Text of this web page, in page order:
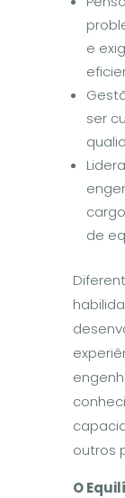
e
ser
de
outros
OEquilí